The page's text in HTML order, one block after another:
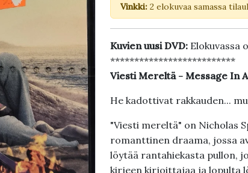
Vinkki:2 elokuvaa samassa
Kuvien uusi DVD:
**************************
Viesti Mereltä - Message In
He kadottivat rakkauden...
"Viesti mereltä" on Nicholas
romanttinen draama, jossa
löytää rantahiekasta pullon,
kirjeen kirjoittajaa ja lopulta